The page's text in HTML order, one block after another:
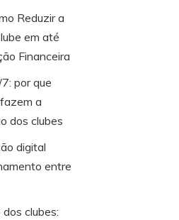
Reduzir a
em até
Financeira
por que
a
dos clubes
digital
entre
clubes: